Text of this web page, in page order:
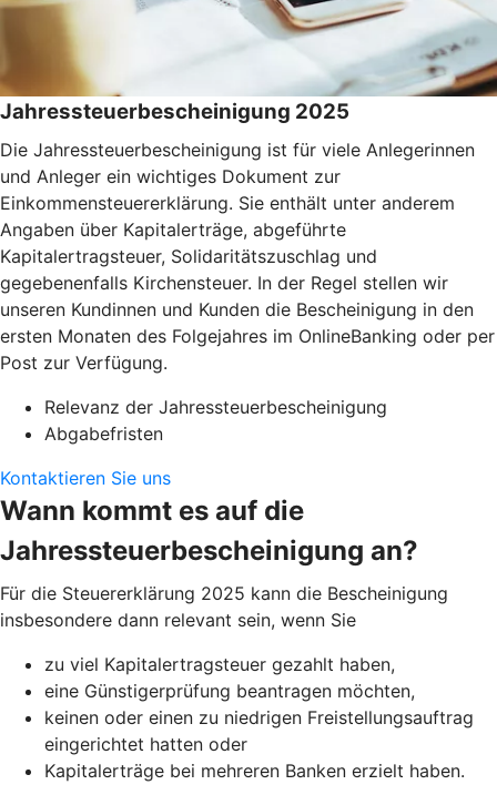
Jahressteuerbescheinigung 2025
Die Jahressteuerbescheinigung ist für viele Anlegerinnen
und Anleger ein wichtiges Dokument zur
Einkommensteuererklärung. Sie enthält unter anderem
Angaben über Kapitalerträge, abgeführte
Kapitalertragsteuer, Solidaritätszuschlag und
gegebenenfalls Kirchensteuer. In der Regel stellen wir
unseren Kundinnen und Kunden die Bescheinigung in den
ersten Monaten des Folgejahres im OnlineBanking oder per
Post zur Verfügung.
Relevanz der Jahressteuerbescheinigung
Abgabefristen
Kontaktieren Sie uns
Wann kommt es auf die
Jahressteuerbescheinigung an?
Für die Steuererklärung 2025 kann die Bescheinigung
insbesondere dann relevant sein, wenn Sie
zu viel Kapitalertragsteuer gezahlt haben,
eine Günstigerprüfung beantragen möchten,
keinen oder einen zu niedrigen Freistellungsauftrag
eingerichtet hatten oder
Kapitalerträge bei mehreren Banken erzielt haben.